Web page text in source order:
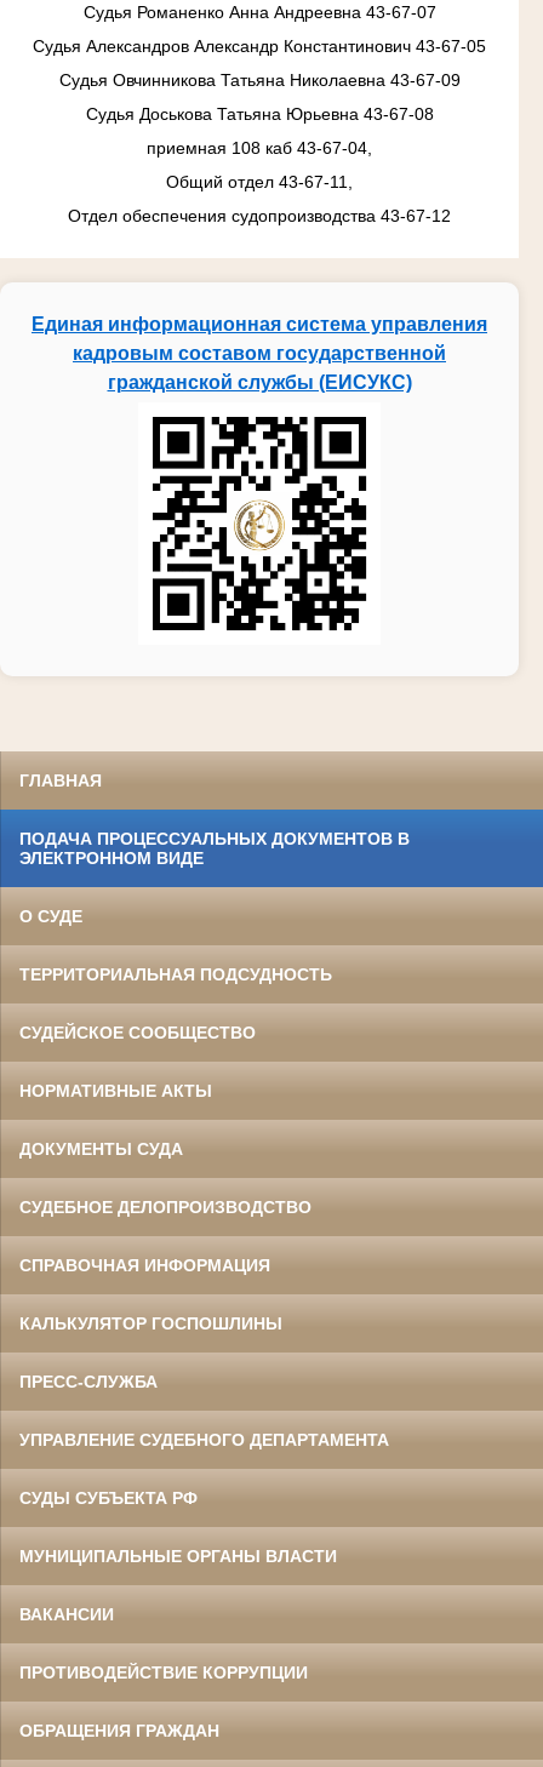
Судья Романенко Анна Андреевна 43-67-07
Судья Александров Александр Константинович 43-67-05
Судья Овчинникова Татьяна Николаевна 43-67-09
Судья Доськова Татьяна Юрьевна 43-67-08
приемная 108 каб 43-67-04,
Общий отдел 43-67-11,
Отдел обеспечения судопроизводства 43-67-12
Единая информационная система управления
кадровым составом государственной
гражданской службы (ЕИСУКС)
ГЛАВНАЯ
ПОДАЧА ПРОЦЕССУАЛЬНЫХ ДОКУМЕНТОВ В
ЭЛЕКТРОННОМ ВИДЕ
О СУДЕ
ТЕРРИТОРИАЛЬНАЯ ПОДСУДНОСТЬ
СУДЕЙСКОЕ СООБЩЕСТВО
НОРМАТИВНЫЕ АКТЫ
ДОКУМЕНТЫ СУДА
СУДЕБНОЕ ДЕЛОПРОИЗВОДСТВО
СПРАВОЧНАЯ ИНФОРМАЦИЯ
КАЛЬКУЛЯТОР ГОСПОШЛИНЫ
ПРЕСС-СЛУЖБА
УПРАВЛЕНИЕ СУДЕБНОГО ДЕПАРТАМЕНТА
СУДЫ СУБЪЕКТА РФ
МУНИЦИПАЛЬНЫЕ ОРГАНЫ ВЛАСТИ
ВАКАНСИИ
ПРОТИВОДЕЙСТВИЕ КОРРУПЦИИ
ОБРАЩЕНИЯ ГРАЖДАН